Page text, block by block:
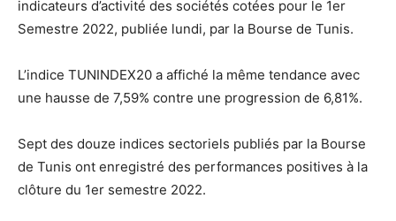
indicateurs d’activité des sociétés cotées pour le 1er
Semestre 2022, publiée lundi, par la Bourse de Tunis.
L’indice TUNINDEX20 a affiché la même tendance avec
une hausse de 7,59% contre une progression de 6,81%.
Sept des douze indices sectoriels publiés par la Bourse
de Tunis ont enregistré des performances positives à la
clôture du 1er semestre 2022.